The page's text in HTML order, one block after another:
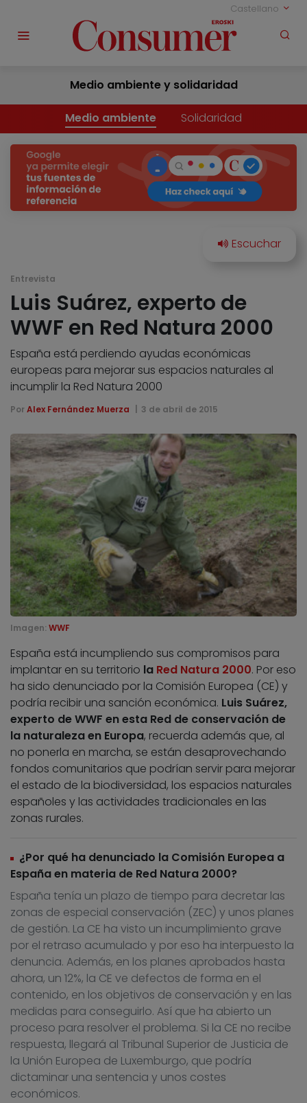
Castellano
Medio ambiente y solidaridad
Medio ambiente Solidaridad
Entrevista
Luis Suárez, experto de
WWF en Red Natura 2000
España está perdiendo ayudas económicas
europeas para mejorar sus espacios naturales al
incumplir la Red Natura 2000
Por Alex Fernández Muerza 3 de abril de 2015
Imagen: WWF
España está incumpliendo sus compromisos para
implantar en su territorio la Red Natura 2000. Por eso
ha sido denunciado por la Comisión Europea (CE) y
podría recibir una sanción económica. Luis Suárez,
experto de WWF en esta Red de conservación de
la naturaleza en Europa, recuerda además que, al
no ponerla en marcha, se están desaprovechando
fondos comunitarios que podrían servir para mejorar
el estado de la biodiversidad, los espacios naturales
españoles y las actividades tradicionales en las
zonas rurales.
¿Por qué ha denunciado la Comisión Europea a
España en materia de Red Natura 2000?
España tenía un plazo de tiempo para decretar las
zonas de especial conservación (ZEC) y unos planes
de gestión. La CE ha visto un incumplimiento grave
por el retraso acumulado y por eso ha interpuesto la
denuncia. Además, en los planes aprobados hasta
ahora, un 12%, la CE ve defectos de forma en el
contenido, en los objetivos de conservación y en las
medidas para conseguirlo. Así que ha abierto un
proceso para resolver el problema. Si la CE no recibe
respuesta, llegará al Tribunal Superior de Justicia de
la Unión Europea de Luxemburgo, que podría
dictaminar una sentencia y unos costes
económicos.